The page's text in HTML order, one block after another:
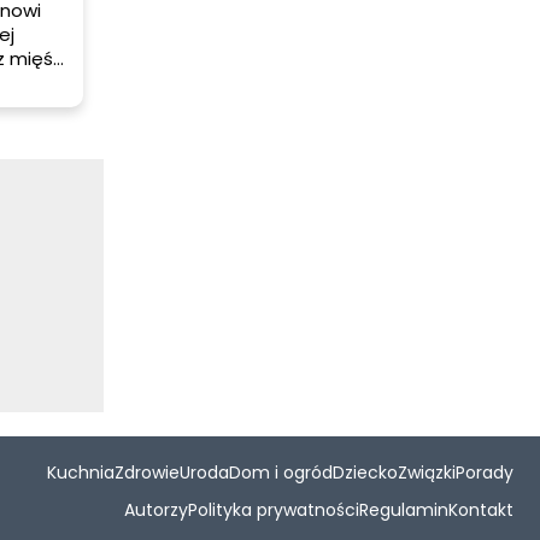
mięśni
KuchniaZdrowieUrodaDom i ogródDzieckoZwiązkiPorady
AutorzyPolityka prywatnościRegulaminKontakt